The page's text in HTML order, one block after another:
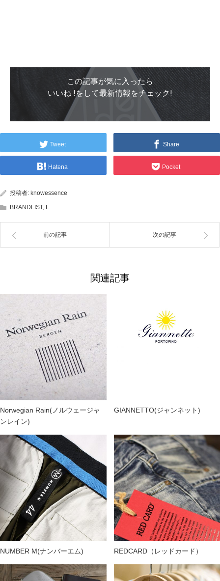
この記事が気に入ったら
いいね !をして最新情報をチェック!
Tweet Share
Hatena Pocket
投稿者: knowessence
BRANDLIST, L
前の記事 次の記事
関連記事
Norwegian Rain(ノルウェージャ
ンレイン)
GIANNETTO(ジャンネット)
NUMBER M(ナンバーエム) REDCARD（レッドカード）